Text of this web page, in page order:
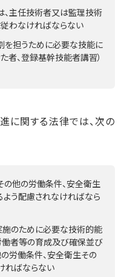
主任技術者又は監理技術
わなければならない
担うために必要な技能に
者、登録基幹技能者講習）
に関する法律では、次の
他の労働条件、安全衛生
う配慮されなければなら
のために必要な技術的能
働者等の育成及び確保並び
労働条件、安全衛生その
ればならない